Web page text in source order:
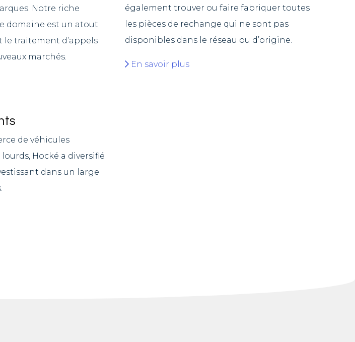
Notre riche
domaine est un atout
le traitement d’appels
marchés.
également trouver ou faire fabriquer toutes
les pièces de rechange qui ne sont pas
disponibles dans le réseau ou d’origine.
En savoir plus
de véhicules
Hocké a diversifié
dans un large